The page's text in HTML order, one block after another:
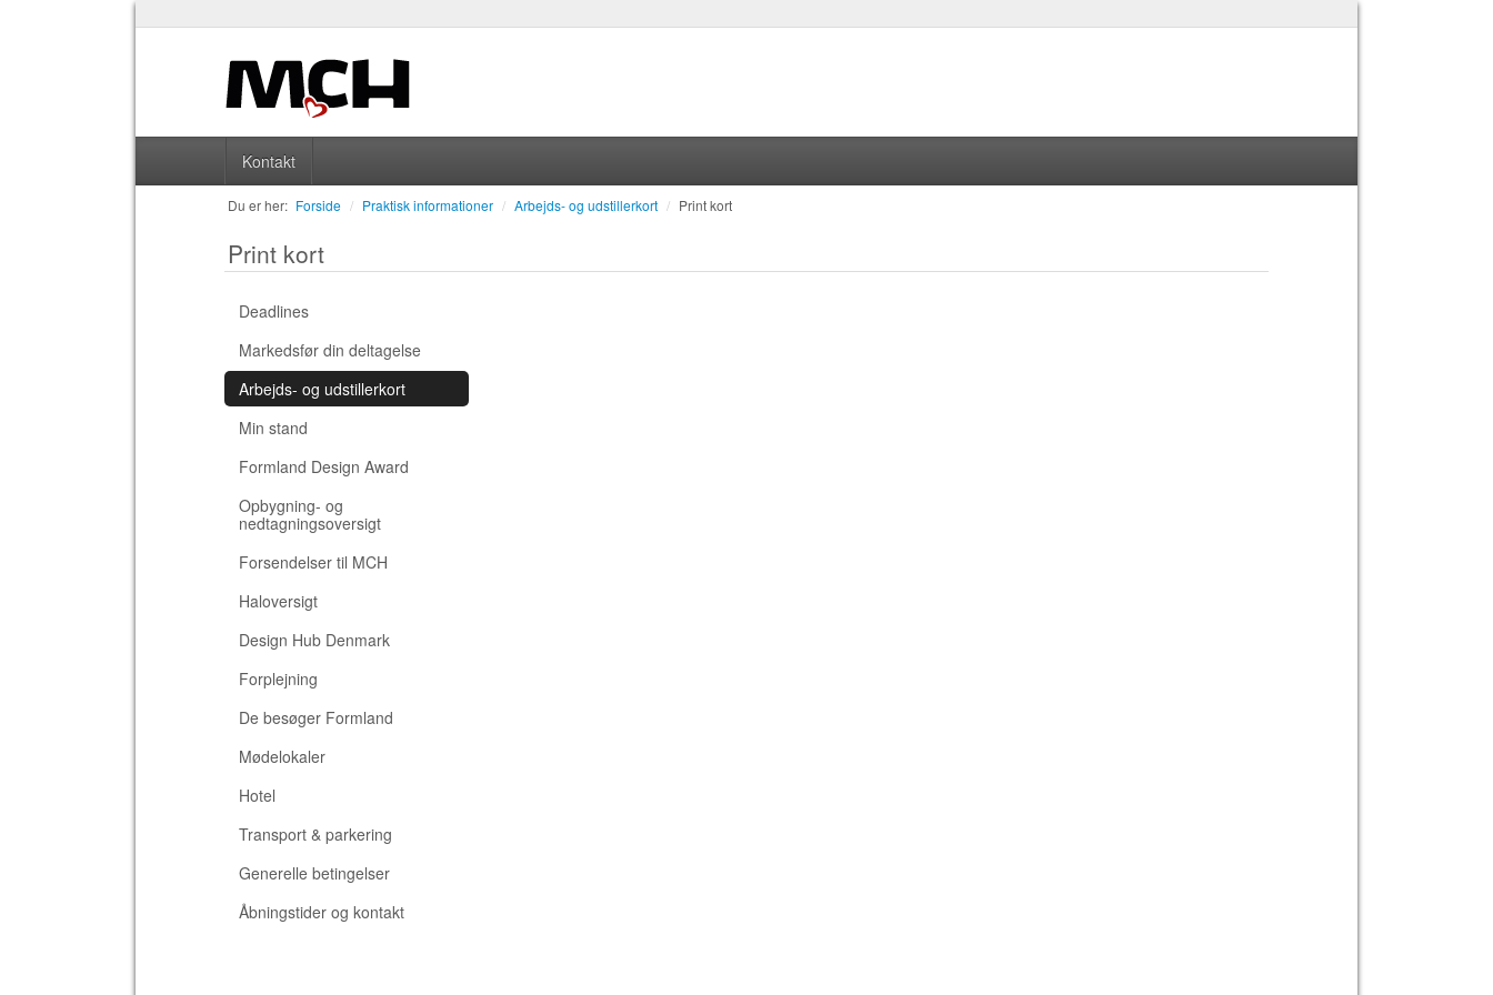
Kontakt
Du er her: Forside / Praktisk informationer / Arbejds- og udstillerkort / Print kort
Print kort
Deadlines
Markedsfør din deltagelse
Arbejds- og udstillerkort
Min stand
Formland Design Award
Opbygning- og
nedtagningsoversigt
Forsendelser til MCH
Haloversigt
Design Hub Denmark
Forplejning
De besøger Formland
Mødelokaler
Hotel
Transport & parkering
Generelle betingelser
Åbningstider og kontakt